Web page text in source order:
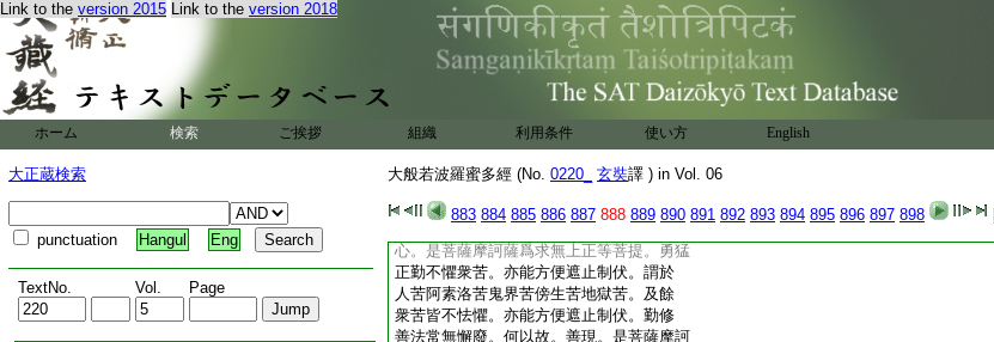
Link to the version 2015 Link to the version 2018
ホーム 検索 ご挨拶 組織 利用条件 使い方 English
大正蔵検索
punctuation Hangul Eng
TextNo. Vol. Page
大般若波羅蜜多經 (No. 0220_ 玄奘譯 ) in Vol. 06
883 884 885 886 887 888 889 890 891 892 893 894 895 896 897 898
自相皆空無起無成無轉無滅入諸法相。知
一切法無作無能入諸行相。是菩薩摩訶薩
成就如是方便善巧。恒時増長殊勝善根。由
勝善根常増長故。能行安忍波羅蜜多。成熟
有情嚴淨佛土。雖行安忍而不忻求忍所得
果。謂不貪著由忍所得諸可愛境。亦不耽求
由忍所得生死勝報。但爲救護無救護者。及
欲解脱未解脱者。修行安忍波羅蜜多
復次善現。若菩薩摩訶薩從初發心修行精
進波羅蜜多時。以一切智智相應作意。發起
心。是菩薩摩訶薩爲求無上正等菩提。勇猛
正勤不懼衆苦。亦能方便遮止制伏。謂於
人苦阿素洛苦鬼界苦傍生苦地獄苦。及餘
衆苦皆不怯懼。亦能方便遮止制伏。勤修
善法常無懈廢。何以故。善現。是菩薩摩訶